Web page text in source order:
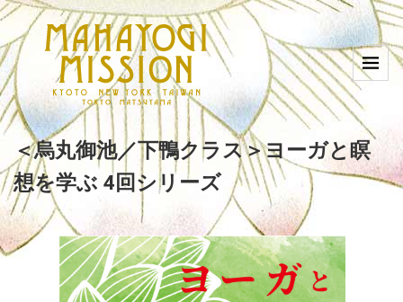
＜烏丸御池／下鴨クラス＞ヨーガと瞑
想を学ぶ 4回シリーズ